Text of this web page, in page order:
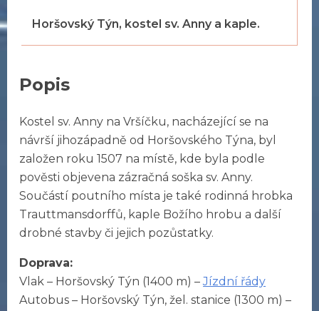
Horšovský Týn, kostel sv. Anny a kaple.
Popis
Kostel sv. Anny na Vršíčku, nacházející se na
návrší jihozápadně od Horšovského Týna, byl
založen roku 1507 na místě, kde byla podle
pověsti objevena zázračná soška sv. Anny.
Součástí poutního místa je také rodinná hrobka
Trauttmansdorffů, kaple Božího hrobu a další
drobné stavby či jejich pozůstatky.
Doprava:
Vlak – Horšovský Týn (1400 m) –Jízdní řády
Autobus – Horšovský Týn, žel. stanice (1300 m) –